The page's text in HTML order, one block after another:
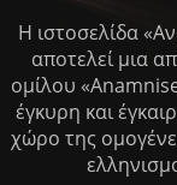
Η ιστοσελίδα
αποτελεί μια
ομίλου
έγκυρη και
χώρο της